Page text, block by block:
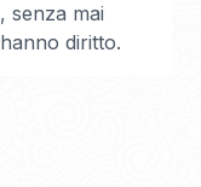
senza mai
diritto.